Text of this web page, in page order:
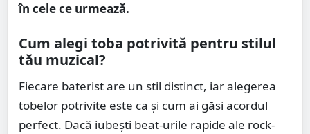
în cele ce urmează.
Cum alegi toba potrivită pentru stilul
tău muzical?
Fiecare baterist are un stil distinct, iar alegerea
tobelor potrivite este ca și cum ai găsi acordul
perfect. Dacă iubești beat-urile rapide ale rock-